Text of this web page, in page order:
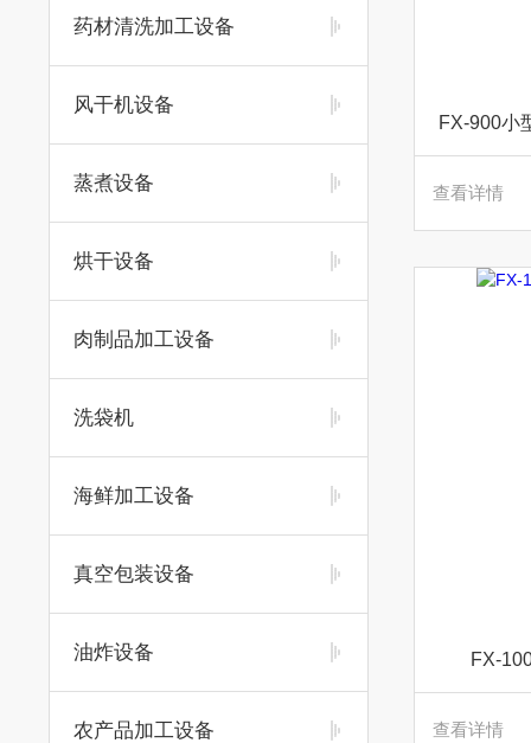
药材清洗加工设备
风干机设备
蒸煮设备
烘干设备
肉制品加工设备
洗袋机
海鲜加工设备
真空包装设备
油炸设备
农产品加工设备
FX-900小
查看详情
FX-
查看详情